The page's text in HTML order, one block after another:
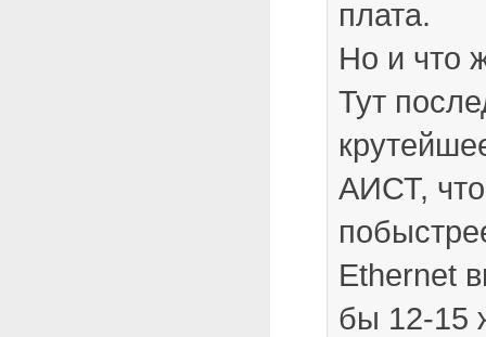
плата.
Но и что
Тут
АИСТ,
Ethernet
бы 12-15